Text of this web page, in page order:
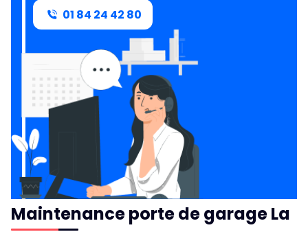
01 84 24 42 80
Maintenance porte de garage La